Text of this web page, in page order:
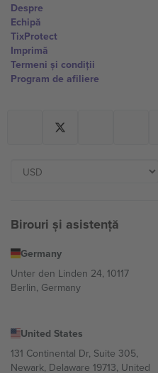
Despre
Echipă
TixProtect
Imprimă
Termeni și condiții
Program de afiliere
Birouri și asistență
Germany
Unter den Linden 24, 10117
Berlin, Germany
United States
131 Continental Dr, Suite 305,
Newark, Delaware 19713, United